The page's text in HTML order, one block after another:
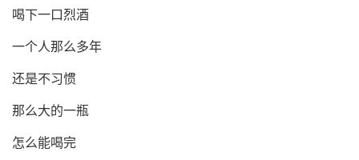
喝下一口烈酒
一个人那么多年
还是不习惯
那么大的一瓶
怎么能喝完